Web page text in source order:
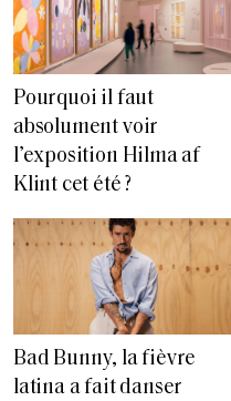
Pourquoi il faut
absolument voir
l’exposition Hilma af
Klint cet été ?
Bad Bunny, la fièvre
latina a fait danser